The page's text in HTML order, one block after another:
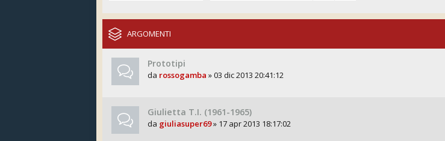
ARGOMENTI
Prototipi
da rossogamba » 03 dic 2013 20:41:12
Giulietta T.I. (1961-1965)
da giuliasuper69» 17 apr 2013 18:17:02